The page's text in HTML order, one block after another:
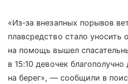
«Из-за внезапных порывов
плавсредство стало уносить
на помощь вышел
в 15:10 девочек благополучно
на берег», — сообщили в